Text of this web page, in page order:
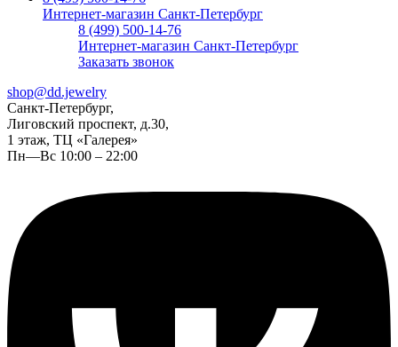
Интернет-магазин Санкт-Петербург
8 (499) 500-14-76
Интернет-магазин Санкт-Петербург
Заказать звонок
shop@dd.jewelry
Санкт-Петербург,
Лиговский проспект, д.30,
1 этаж, ТЦ «Галерея»
Пн—Вс 10:00 – 22:00